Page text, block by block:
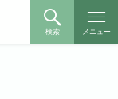
検索 メニュー